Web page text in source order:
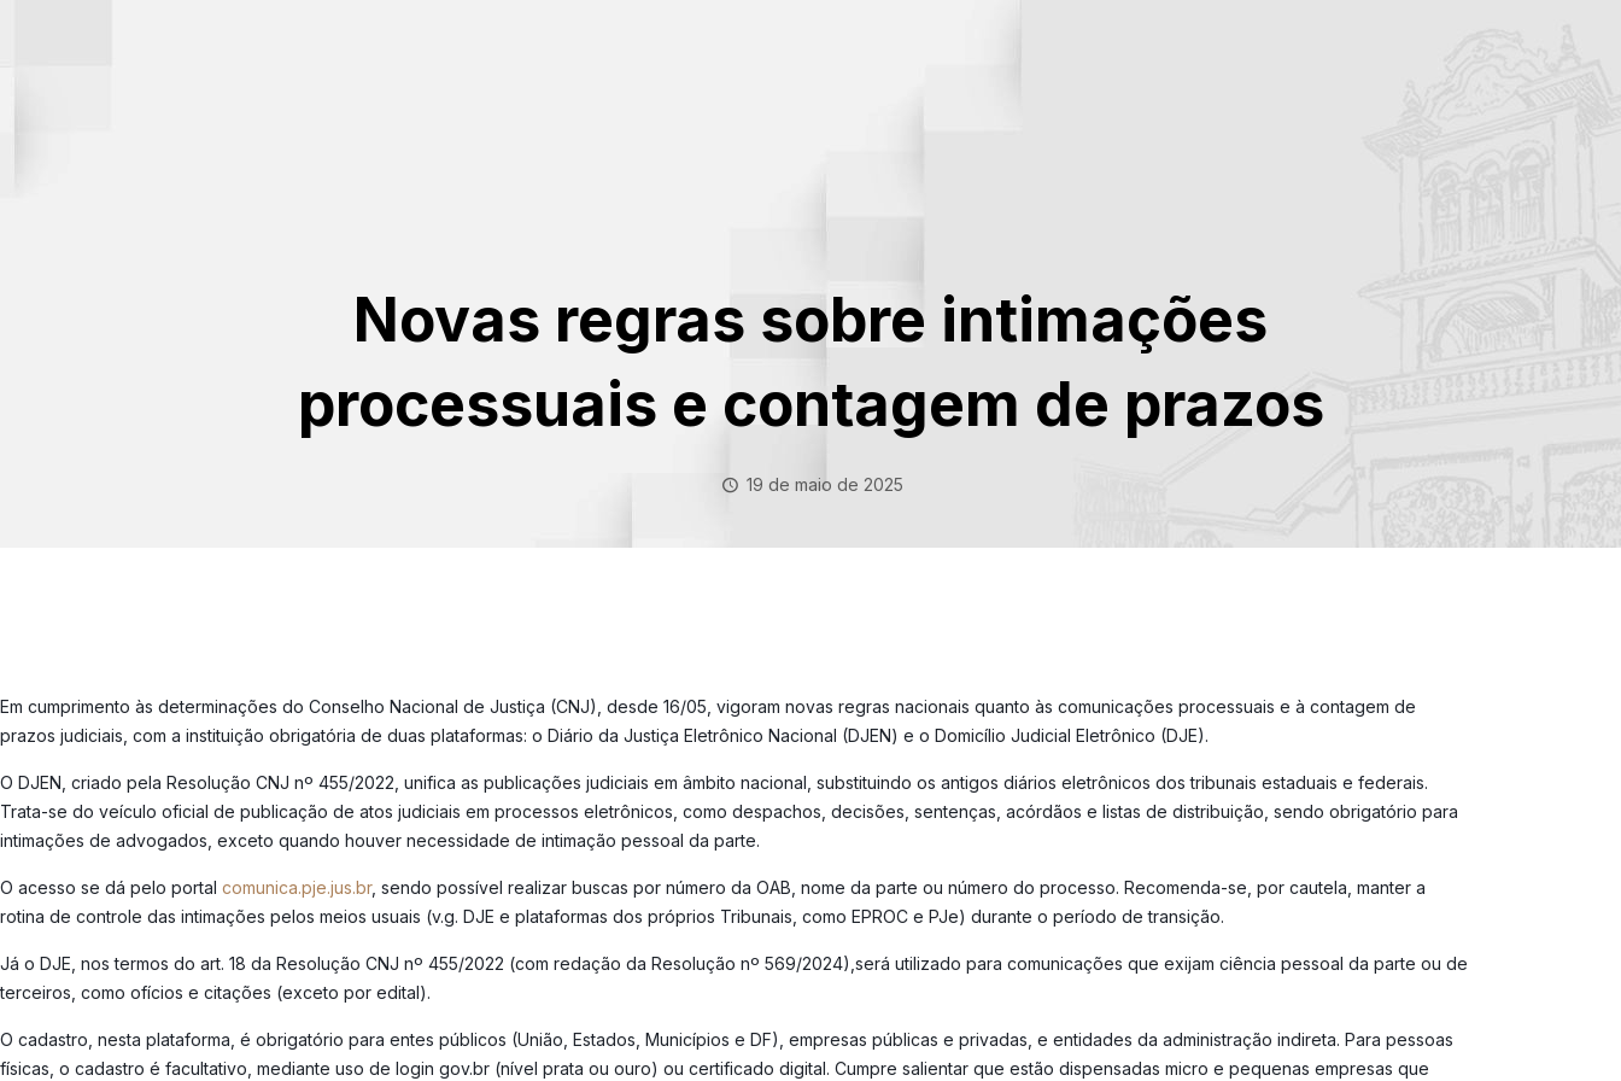
Novas regras sobre intimações
processuais e contagem de prazos
19 de maio de 2025
Em cumprimento às determinações do Conselho Nacional de Justiça (CNJ), desde 16/05, vigoram novas regras nacionais quanto às comunicações processuais e à contagem de
prazos judiciais, com a instituição obrigatória de duas plataformas: o Diário da Justiça Eletrônico Nacional (DJEN) e o Domicílio Judicial Eletrônico (DJE).
O DJEN, criado pela Resolução CNJ nº 455/2022, unifica as publicações judiciais em âmbito nacional, substituindo os antigos diários eletrônicos dos tribunais estaduais e federais.
Trata-se do veículo oficial de publicação de atos judiciais em processos eletrônicos, como despachos, decisões, sentenças, acórdãos e listas de distribuição, sendo obrigatório para
intimações de advogados, exceto quando houver necessidade de intimação pessoal da parte.
O acesso se dá pelo portal comunica.pje.jus.br, sendo possível realizar buscas por número da OAB, nome da parte ou número do processo. Recomenda-se, por cautela, manter a
rotina de controle das intimações pelos meios usuais (v.g. DJE e plataformas dos próprios Tribunais, como EPROC e PJe) durante o período de transição.
Já o DJE, nos termos do art. 18 da Resolução CNJ nº 455/2022 (com redação da Resolução nº 569/2024),será utilizado para comunicações que exijam ciência pessoal da parte ou de
terceiros, como ofícios e citações (exceto por edital).
O cadastro, nesta plataforma, é obrigatório para entes públicos (União, Estados, Municípios e DF), empresas públicas e privadas, e entidades da administração indireta. Para pessoas
físicas, o cadastro é facultativo, mediante uso de login gov.br (nível prata ou ouro) ou certificado digital. Cumpre salientar que estão dispensadas micro e pequenas empresas que